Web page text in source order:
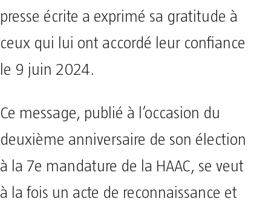
presse écrite a exprimé sa gratitude à
ceux qui lui ont accordé leur confiance
le 9 juin 2024.
Ce message, publié à l’occasion du
deuxième anniversaire de son élection
à la 7e mandature de la HAAC, se veut
à la fois un acte de reconnaissance et